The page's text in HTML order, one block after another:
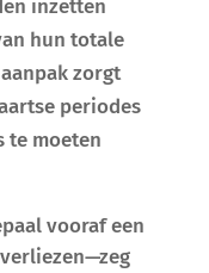
inzetten
hun totale
zorgt
periodes
te moeten
vooraf een